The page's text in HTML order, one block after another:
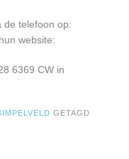
de telefoon op:
website:
6369 CW in
GETAGD